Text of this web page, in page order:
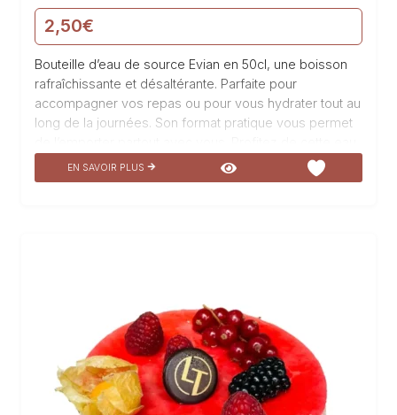
2,50€
Bouteille d’eau de source Evian en 50cl, une boisson
rafraîchissante et désaltérante. Parfaite pour
accompagner vos repas ou pour vous hydrater tout au
long de la journées. Son format pratique vous permet
de source de qualité supérieure, naturellement riche
en minéraux, pour vous désaltérer et vous ressourcer.
EN SAVOIR PLUS